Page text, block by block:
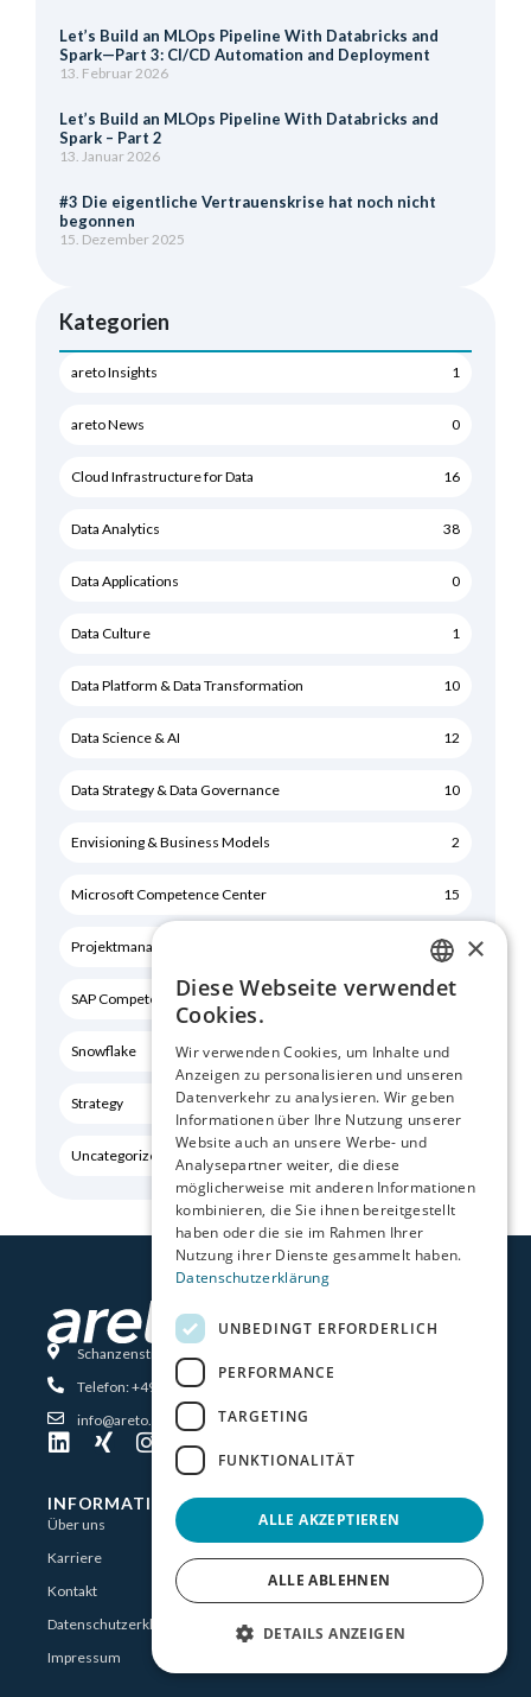
Let’s Build an MLOps Pipeline With Databricks and
Spark—Part 3: CI/CD Automation and Deployment
13. Februar 2026
Let’s Build an MLOps Pipeline With Databricks and
Spark – Part 2
13. Januar 2026
#3 Die eigentliche Vertrauenskrise hat noch nicht
begonnen
15. Dezember 2025
Kategorien
areto Insights 1
areto News 0
Cloud Infrastructure for Data 16
Data Analytics 38
Data Applications 0
Data Culture 1
Data Platform & Data Transformation 10
Data Science & AI 12
Data Strategy & Data Governance 10
Envisioning & Business Models 2
Microsoft Competence Center 15
Projektmanagement 0
SAP Competence Center 6
Snowflake 19
Strategy 6
Uncategorized
Schanzenstraße 6-20 51063 Köln
Telefon: +49 221 66 95 75-0
info@areto.de
INFORMATIONEN
Über uns
Karriere
Kontakt
Datenschutzerklärung
Impressum
GERMAN
×
Diese Webseite verwendet
Cookies.
Wir verwenden Cookies, um Inhalte und
Anzeigen zu personalisieren und unseren
Datenverkehr zu analysieren. Wir geben
Informationen über Ihre Nutzung unserer
Website auch an unsere Werbe- und
Analysepartner weiter, die diese
möglicherweise mit anderen Informationen
kombinieren, die Sie ihnen bereitgestellt
haben oder die sie im Rahmen Ihrer
Nutzung ihrer Dienste gesammelt haben.
Datenschutzerklärung
UNBEDINGT ERFORDERLICH
PERFORMANCE
TARGETING
FUNKTIONALITÄT
ALLE AKZEPTIEREN
ALLE ABLEHNEN
DETAILS ANZEIGEN